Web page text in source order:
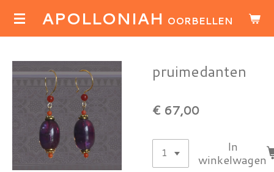
Ga
de
hoofdinhoud
APOLLONIAH OORBELLEN
pruimedanten
€ 67,00
In
winkelwagen